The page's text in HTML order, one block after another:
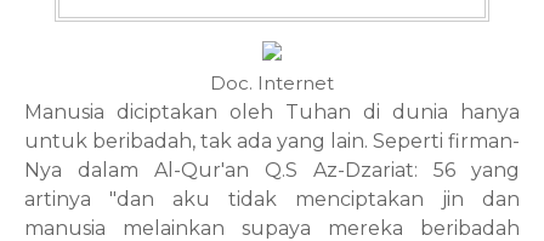
Doc. Internet
Manusia diciptakan oleh Tuhan di dunia hanya
untuk beribadah, tak ada yang lain. Seperti firman-
Nya dalam Al-Qur'an Q.S Az-Dzariat: 56 yang
artinya "dan aku tidak menciptakan jin dan
manusia melainkan supaya mereka beribadah